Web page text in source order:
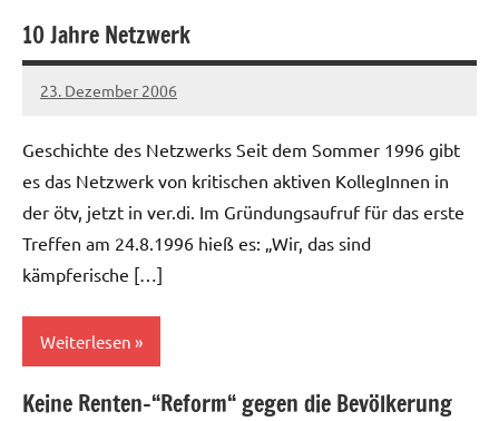
10 Jahre Netzwerk
23. Dezember 2006
Ilja
Geschichte des Netzwerks Seit dem Sommer 1996 gibt
es das Netzwerk von kritischen aktiven KollegInnen in
der ötv, jetzt in ver.di. Im Gründungsaufruf für das erste
Treffen am 24.8.1996 hieß es: „Wir, das sind
kämpferische […]
Weiterlesen
Allgemein
Keine Renten-“Reform“ gegen die Bevölkerung